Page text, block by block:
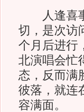
人逢喜事
切，是次访
个月后进行
北演唱会忙
态，反而满
彼落，就连
容满面。